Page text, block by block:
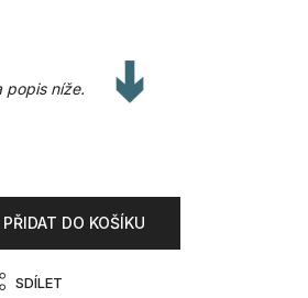
popis níže.
PŘIDAT DO KOŠÍKU
SDÍLET